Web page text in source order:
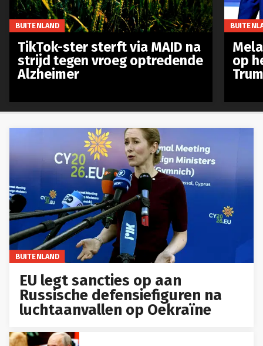
BUITENLAND
EU legt sancties op aan
Russische defensiefiguren na
luchtaanvallen op Oekraïne
BUITENLAND
TikTok-ster sterft via MAID na
strijd tegen vroeg optredende
Alzheimer
op